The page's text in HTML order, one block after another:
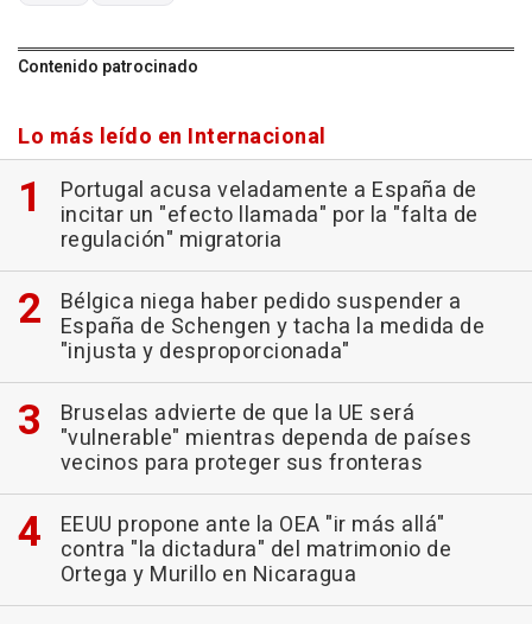
Contenido patrocinado
Lo más leído en Internacional
Portugal acusa veladamente a España de
incitar un "efecto llamada" por la "falta de
regulación" migratoria
Bélgica niega haber pedido suspender a
España de Schengen y tacha la medida de
"injusta y desproporcionada"
Bruselas advierte de que la UE será
"vulnerable" mientras dependa de países
vecinos para proteger sus fronteras
EEUU propone ante la OEA "ir más allá"
contra "la dictadura" del matrimonio de
Ortega y Murillo en Nicaragua